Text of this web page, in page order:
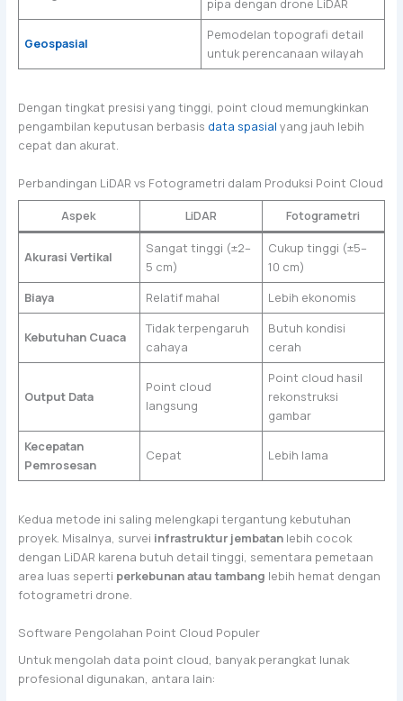
pipa dengan drone LiDAR
Geospasial
Pemodelan topografi detail
untuk perencanaan wilayah
Dengan tingkat presisi yang tinggi, point cloud memungkinkan
pengambilan keputusan berbasis data spasial yang jauh lebih
cepat dan akurat.
Perbandingan LiDAR vs Fotogrametri dalam Produksi Point Cloud
Aspek LiDAR Fotogrametri
Akurasi Vertikal
Sangat tinggi (±2–
5 cm)
Cukup tinggi (±5–
10 cm)
Biaya
Relatif mahal Lebih ekonomis
Kebutuhan Cuaca
Tidak terpengaruh
cahaya
Butuh kondisi
cerah
Output Data
Point cloud
langsung
Point cloud hasil
rekonstruksi
gambar
Kecepatan
Pemrosesan
Cepat Lebih lama
Kedua metode ini saling melengkapi tergantung kebutuhan
proyek. Misalnya, survei infrastruktur jembatanlebih cocok
dengan LiDAR karena butuh detail tinggi, sementara pemetaan
area luas seperti perkebunan atau tambang lebih hemat dengan
fotogrametri drone.
Software Pengolahan Point Cloud Populer
Untuk mengolah data point cloud, banyak perangkat lunak
profesional digunakan, antara lain: